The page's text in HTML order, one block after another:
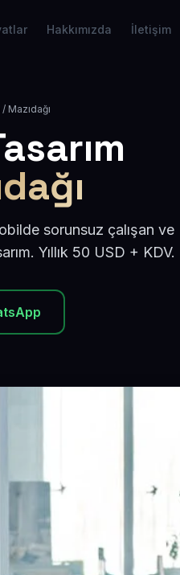
Hakkımızda İletişim
Mazıdağı
sorunsuz çalışan ve
Yıllık 50 USD + KDV.